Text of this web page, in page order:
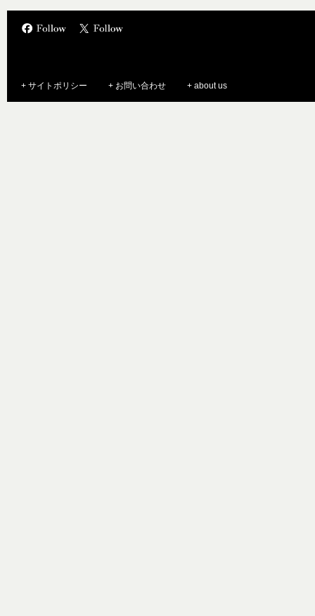
+ サイトポリシー + お問い合わせ + about us